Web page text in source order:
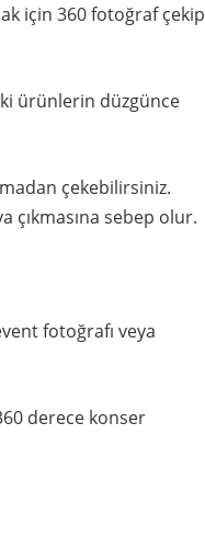
için 360 fotoğraf çekip
ürünlerin düzgünce
çekebilirsiniz.
çıkmasına sebep olur.
fotoğrafı veya
derece konser